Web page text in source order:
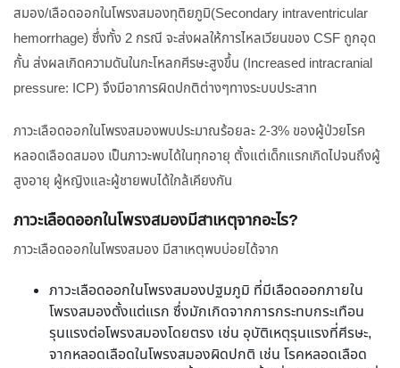
สมอง/เลือดออกในโพรงสมองทุติยภูมิ(Secondary intraventricular
hemorrhage) ซึ่งทั้ง 2 กรณี จะส่งผลให้การไหลเวียนของ CSF ถูกอุด
กั้น ส่งผลเกิดความดันในกะโหลกศีรษะสูงขึ้น (Increased intracranial
pressure: ICP) จึงมีอาการผิดปกติต่างๆทางระบบประสาท
ภาวะเลือดออกในโพรงสมองพบประมาณร้อยละ 2-3% ของผู้ป่วยโรค
หลอดเลือดสมอง เป็นภาวะพบได้ในทุกอายุ ตั้งแต่เด็กแรกเกิดไปจนถึงผู้
สูงอายุ ผู้หญิงและผู้ชายพบได้ใกล้เคียงกัน
ภาวะเลือดออกในโพรงสมองมีสาเหตุจากอะไร?
ภาวะเลือดออกในโพรงสมอง มีสาเหตุพบบ่อยได้จาก
ภาวะเลือดออกในโพรงสมองปฐมภูมิ ที่มีเลือดออกภายใน
โพรงสมองตั้งแต่แรก ซึ่งมักเกิดจากการกระทบกระเทือน
รุนแรงต่อโพรงสมองโดยตรง เช่น อุบัติเหตุรุนแรงที่ศีรษะ,
จากหลอดเลือดในโพรงสมองผิดปกติ เช่น โรคหลอดเลือด